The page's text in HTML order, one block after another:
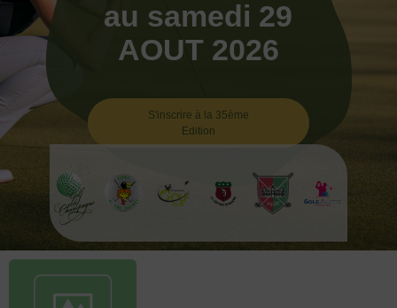
au samedi 29
AOUT 2026
S'inscrire à la 35ème
Edition